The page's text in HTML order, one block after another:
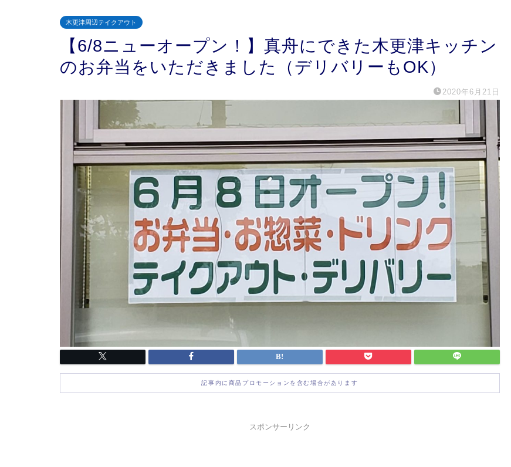
木更津周辺テイクアウト
【6/8ニューオープン！】真舟にできた木更津キッチン
のお弁当をいただきました（デリバリーもOK）
2020年6月21日
記事内に商品プロモーションを含む場合があります
スポンサーリンク